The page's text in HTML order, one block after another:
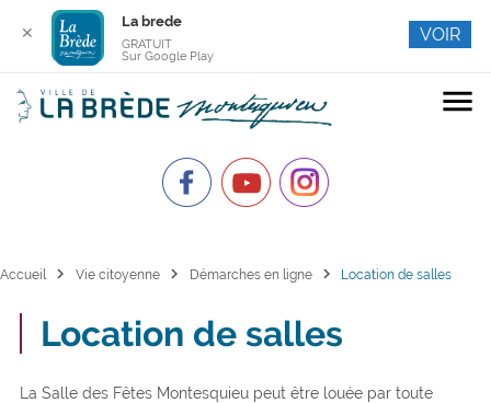
menu
Accueil chevron_right Vie citoyenne chevron_right Démarches en ligne chevron_right Location de salles
Location de salles
La Salle des Fêtes Montesquieu peut être louée par toute
✕
La brede
GRATUIT
Sur Google Play
VOIR